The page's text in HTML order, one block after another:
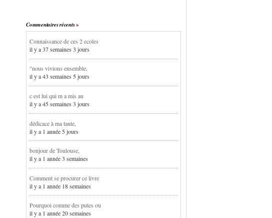
Commentaires récents
Connaissance de ces 2 ecoles
il y a 37 semaines 3 jours
"nous vivions ensemble,
il y a 43 semaines 5 jours
c est lui qui m a mis au
il y a 45 semaines 3 jours
dédicace à ma tante,
il y a 1 année 5 jours
bonjour de Toulouse,
il y a 1 année 3 semaines
Comment se procurer ce livre
il y a 1 année 18 semaines
Pourquoi comme des putes ou
il y a 1 année 20 semaines